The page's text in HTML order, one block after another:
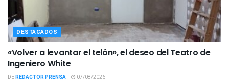
DESTACADOS
«Volver a levantar el telón», el deseo del Teatro de
Ingeniero White
DEREDACTOR PRENSA 07/08/2026